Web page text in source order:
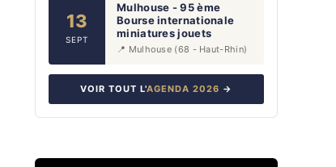
13
SEPT
Mulhouse - 95 ème
Bourse internationale
miniatures jouets
📍 Mulhouse (68 - Haut-Rhin)
VOIR TOUT L'AGENDA 2026 →